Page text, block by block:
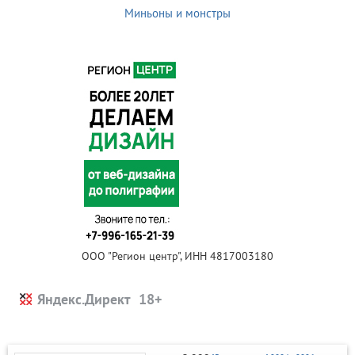
Миньоны и монстры
ООО "Регион центр", ИНН 4817003180
Яндекс.Директ